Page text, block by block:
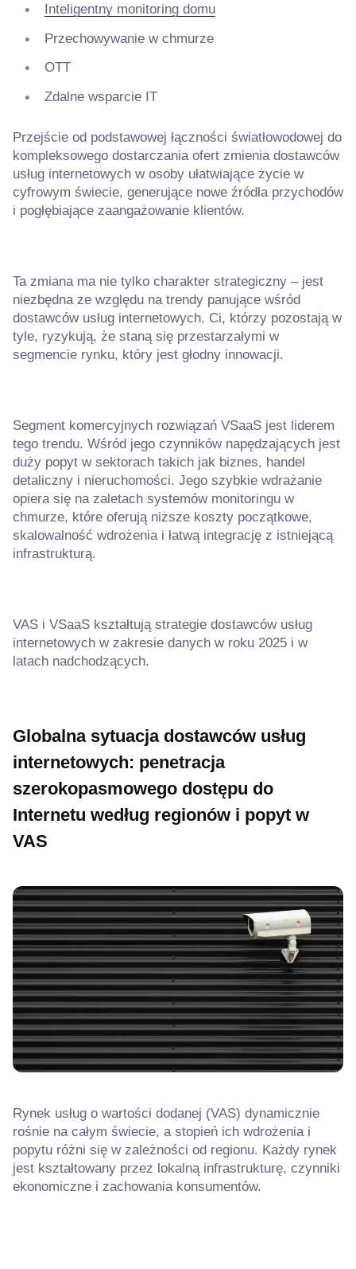
Inteligentny monitoring domu
Przechowywanie w chmurze
OTT
Zdalne wsparcie IT
Przejście od podstawowej łączności światłowodowej do
kompleksowego dostarczania ofert zmienia dostawców
usług internetowych w osoby ułatwiające życie w
cyfrowym świecie, generujące nowe źródła przychodów
i pogłębiające zaangażowanie klientów.
Ta zmiana ma nie tylko charakter strategiczny – jest
niezbędna ze względu na trendy panujące wśród
dostawców usług internetowych. Ci, którzy pozostają w
tyle, ryzykują, że staną się przestarzałymi w
segmencie rynku, który jest głodny innowacji.
Segment komercyjnych rozwiązań VSaaS jest liderem
tego trendu. Wśród jego czynników napędzających jest
duży popyt w sektorach takich jak biznes, handel
detaliczny i nieruchomości. Jego szybkie wdrażanie
opiera się na zaletach systemów monitoringu w
chmurze, które oferują niższe koszty początkowe,
skalowalność wdrożenia i łatwą integrację z istniejącą
infrastrukturą.
VAS i VSaaS kształtują strategie dostawców usług
internetowych w zakresie danych w roku 2025 i w
latach nadchodzących.
Globalna sytuacja dostawców usług
internetowych: penetracja
szerokopasmowego dostępu do
Internetu według regionów i popyt w
VAS
Rynek usług o wartości dodanej (VAS) dynamicznie
rośnie na całym świecie, a stopień ich wdrożenia i
popytu różni się w zależności od regionu. Każdy rynek
jest kształtowany przez lokalną infrastrukturę, czynniki
ekonomiczne i zachowania konsumentów.